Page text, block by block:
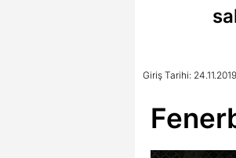
Giriş Tarihi: